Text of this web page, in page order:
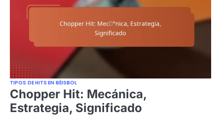
TIPOS DE HITS EN BÉISBOL
Chopper Hit: Mecánica,
Estrategia, Significado